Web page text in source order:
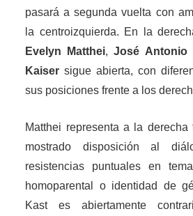
pasará a segunda vuelta con
la centroizquierda. En la
Evelyn Matthei,José Antonio
Kaiser sigue abierta, con
sus posiciones frente a los
Matthei representa a la
mostrado disposición al
resistencias puntuales en
homoparental o identidad de
Kast es abiertamente